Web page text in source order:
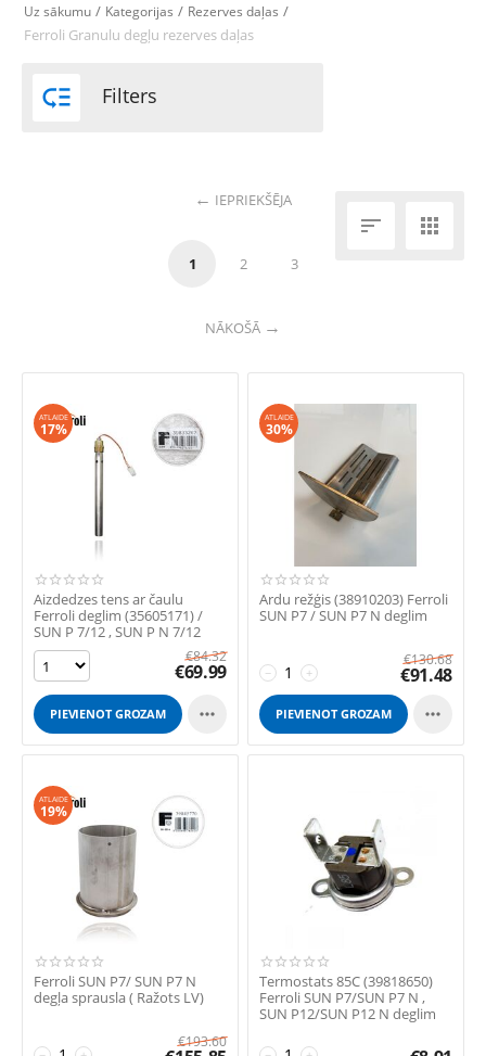
Uz sākumu / Kategorijas / Rezerves daļas /
Ferroli Granulu degļu rezerves daļas
 Filters
IEPRIEKŠĒJA
1 2 3
NĀKOŠĀ
 
ATLAIDE
17%
Aizdedzes tens ar čaulu
Ferroli deglim (35605171) /
SUN P 7/12 , SUN P N 7/12
€84.32
€69.99
PIEVIENOT GROZAM 
ATLAIDE
30%
Ardu režģis (38910203) Ferroli
SUN P7 / SUN P7 N deglim
+
−
€130.68
€91.48
PIEVIENOT GROZAM 
ATLAIDE
19%
Ferroli SUN P7/ SUN P7 N
degļa sprausla ( Ražots LV)
€193.60
Termostats 85С (39818650)
Ferroli SUN P7/SUN P7 N ,
SUN P12/SUN P12 N deglim